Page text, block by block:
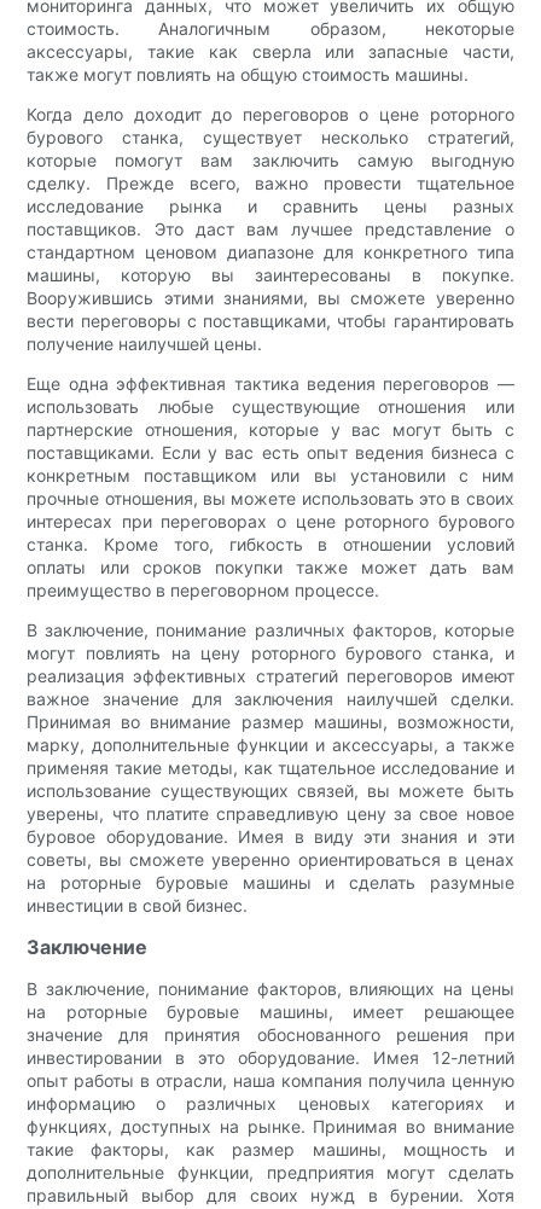
мониторинга данных, что может увеличить их общую
стоимость. Аналогичным образом, некоторые
аксессуары, такие как сверла или запасные части,
также могут повлиять на общую стоимость машины.
Когда дело доходит до переговоров о цене роторного
бурового станка, существует несколько стратегий,
которые помогут вам заключить самую выгодную
сделку. Прежде всего, важно провести тщательное
исследование рынка и сравнить цены разных
поставщиков. Это даст вам лучшее представление о
стандартном ценовом диапазоне для конкретного типа
машины, которую вы заинтересованы в покупке.
Вооружившись этими знаниями, вы сможете уверенно
вести переговоры с поставщиками, чтобы гарантировать
получение наилучшей цены.
Еще одна эффективная тактика ведения переговоров —
использовать любые существующие отношения или
партнерские отношения, которые у вас могут быть с
поставщиками. Если у вас есть опыт ведения бизнеса с
конкретным поставщиком или вы установили с ним
прочные отношения, вы можете использовать это в своих
интересах при переговорах о цене роторного бурового
станка. Кроме того, гибкость в отношении условий
оплаты или сроков покупки также может дать вам
преимущество в переговорном процессе.
В заключение, понимание различных факторов, которые
могут повлиять на цену роторного бурового станка, и
реализация эффективных стратегий переговоров имеют
важное значение для заключения наилучшей сделки.
Принимая во внимание размер машины, возможности,
марку, дополнительные функции и аксессуары, а также
применяя такие методы, как тщательное исследование и
использование существующих связей, вы можете быть
уверены, что платите справедливую цену за свое новое
буровое оборудование. Имея в виду эти знания и эти
советы, вы сможете уверенно ориентироваться в ценах
на роторные буровые машины и сделать разумные
инвестиции в свой бизнес.
Заключение
В заключение, понимание факторов, влияющих на цены
на роторные буровые машины, имеет решающее
значение для принятия обоснованного решения при
инвестировании в это оборудование. Имея 12-летний
опыт работы в отрасли, наша компания получила ценную
информацию о различных ценовых категориях и
функциях, доступных на рынке. Принимая во внимание
такие факторы, как размер машины, мощность и
дополнительные функции, предприятия могут сделать
правильный выбор для своих нужд в бурении. Хотя